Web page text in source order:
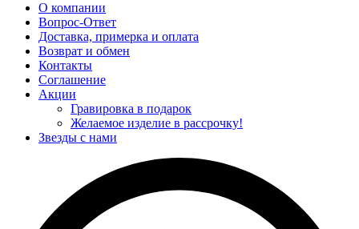
О компании
Вопрос-Ответ
Доставка, примерка и оплата
Возврат и обмен
Контакты
Соглашение
Акции
Гравировка в подарок
Желаемое изделие в рассрочку!
Звезды с нами